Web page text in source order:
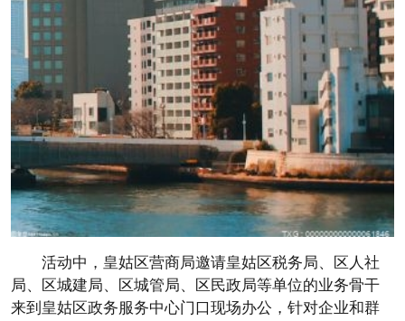
活动中，皇姑区营商局邀请皇姑区税务局、区人社
局、区城建局、区城管局、区民政局等单位的业务骨干
来到皇姑区政务服务中心门口现场办公，针对企业和群